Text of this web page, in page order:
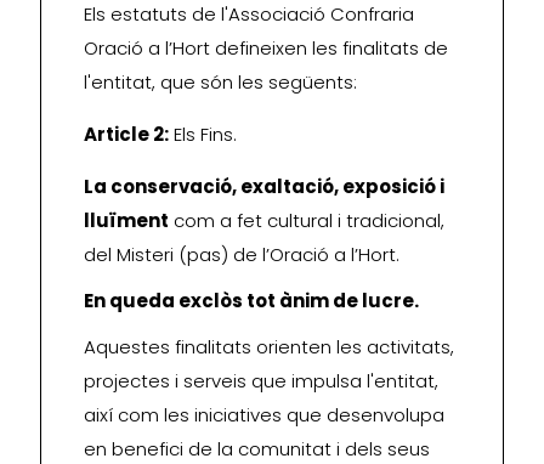
Els estatuts de l'Associació Confraria
Oració a l’Hort defineixen les finalitats de
l'entitat, que són les següents:
Article 2:Els Fins.
La conservació, exaltació, exposició i
lluïment com a fet cultural i tradicional,
del Misteri (pas) de l’Oració a l’Hort.
En queda exclòs tot ànim de lucre.
Aquestes finalitats orienten les activitats,
projectes i serveis que impulsa l'entitat,
així com les iniciatives que desenvolupa
en benefici de la comunitat i dels seus